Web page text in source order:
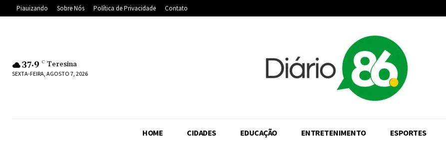
Piauizando Sobre Nós Política de Privacidade Contato
37.9 C Teresina
SEXTA-FEIRA, AGOSTO 7, 2026
HOME CIDADES EDUCAÇÃO ENTRETENIMENTO ESPORTES